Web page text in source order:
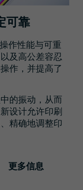
可靠
作性能与可重
及高公差容忍
作，并提高了
的振动，从而
设计允许印刷
精确地调整印
更多信息